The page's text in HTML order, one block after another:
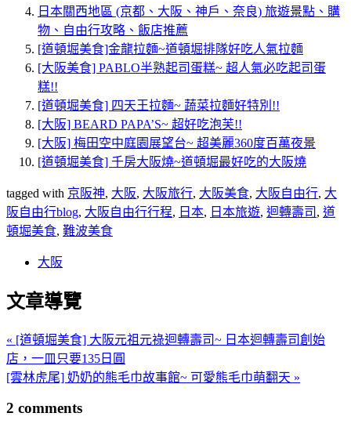
日本關西地區 (京都、大阪、神戶、奈良) 旅遊景點、購
物、自由行攻略、飯店推薦
[道頓堀美食]金龍拉麵~道頓堀排隊好吃人氣拉麵
[大阪美食] PABLO半熟起司蛋糕~ 超人氣必吃起司蛋
糕!!
[道頓堀美食] 四天王拉麵~ 蔬菜拉麵好特別!!
[大阪] BEARD PAPA’S~ 超好吃泡芙!!
[大阪] 梅田空中庭園展望台~ 超美麗360度百萬夜景
[道頓堀美食] 千房大阪燒~道頓堀最好吃的大阪燒
tagged with 京阪神, 大阪, 大阪旅行, 大阪美食, 大阪自由行, 大
阪自由行blog, 大阪自由行行程, 日本, 日本旅遊, 迴轉壽司 , 道
頓堀美食, 難波美食
大阪
文章導覽
« [道頓堀美食] 大阪元祖元祿迴轉壽司~ 日本迴轉壽司創始
店，一皿只要135日圓
[雲林虎尾] 奶奶的熊毛巾故事館~ 可愛熊毛巾萌翻天 »
2 comments